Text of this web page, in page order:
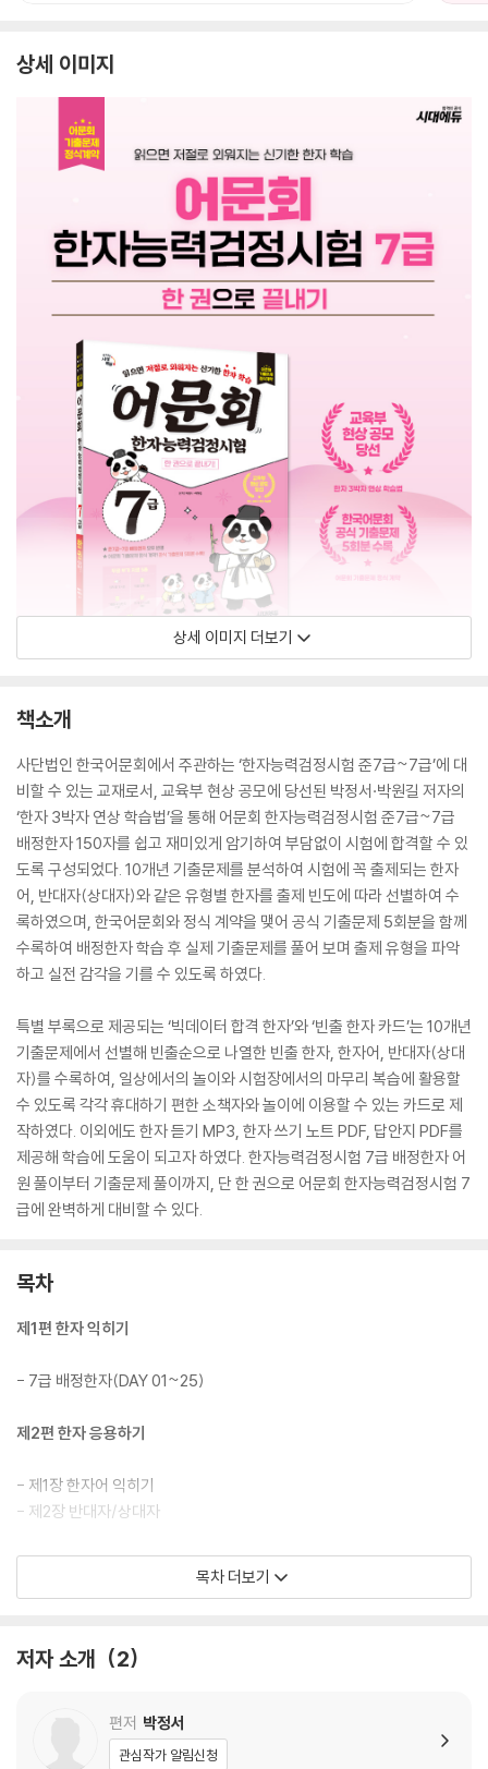
상세 이미지
상세 이미지 더보기
책소개
사단법인 한국어문회에서 주관하는 ‘한자능력검정시험 준7급~7급’에 대
비할 수 있는 교재로서, 교육부 현상 공모에 당선된 박정서·박원길 저자의
‘한자 3박자 연상 학습법’을 통해 어문회 한자능력검정시험 준7급~7급
배정한자 150자를 쉽고 재미있게 암기하여 부담없이 시험에 합격할 수 있
도록 구성되었다. 10개년 기출문제를 분석하여 시험에 꼭 출제되는 한자
어, 반대자(상대자)와 같은 유형별 한자를 출제 빈도에 따라 선별하여 수
록하였으며, 한국어문회와 정식 계약을 맺어 공식 기출문제 5회분을 함께
수록하여 배정한자 학습 후 실제 기출문제를 풀어 보며 출제 유형을 파악
하고 실전 감각을 기를 수 있도록 하였다.
특별 부록으로 제공되는 ‘빅데이터 합격 한자’와 ‘빈출 한자 카드’는 10개년
기출문제에서 선별해 빈출순으로 나열한 빈출 한자, 한자어, 반대자(상대
자)를 수록하여, 일상에서의 놀이와 시험장에서의 마무리 복습에 활용할
수 있도록 각각 휴대하기 편한 소책자와 놀이에 이용할 수 있는 카드로 제
작하였다. 이외에도 한자 듣기 MP3, 한자 쓰기 노트 PDF, 답안지 PDF를
제공해 학습에 도움이 되고자 하였다. 한자능력검정시험 7급 배정한자 어
원 풀이부터 기출문제 풀이까지, 단 한 권으로 어문회 한자능력검정시험 7
급에 완벽하게 대비할 수 있다.
목차
제1편 한자 익히기
- 7급 배정한자(DAY 01~25)
제2편 한자 응용하기
- 제1장 한자어 익히기
- 제2장 반대자/상대자
제3편 기출문제
- 제104회 기출문제
- 제106회 기출문제
목차 더보기
저자 소개 2
편저 박정서
관심작가 알림신청